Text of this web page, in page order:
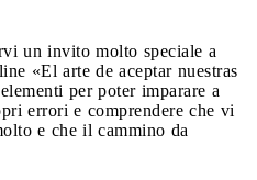
un invito molto speciale a
«El arte de aceptar nuestras
per poter imparare a
errori e comprendere che vi
e che il cammino da